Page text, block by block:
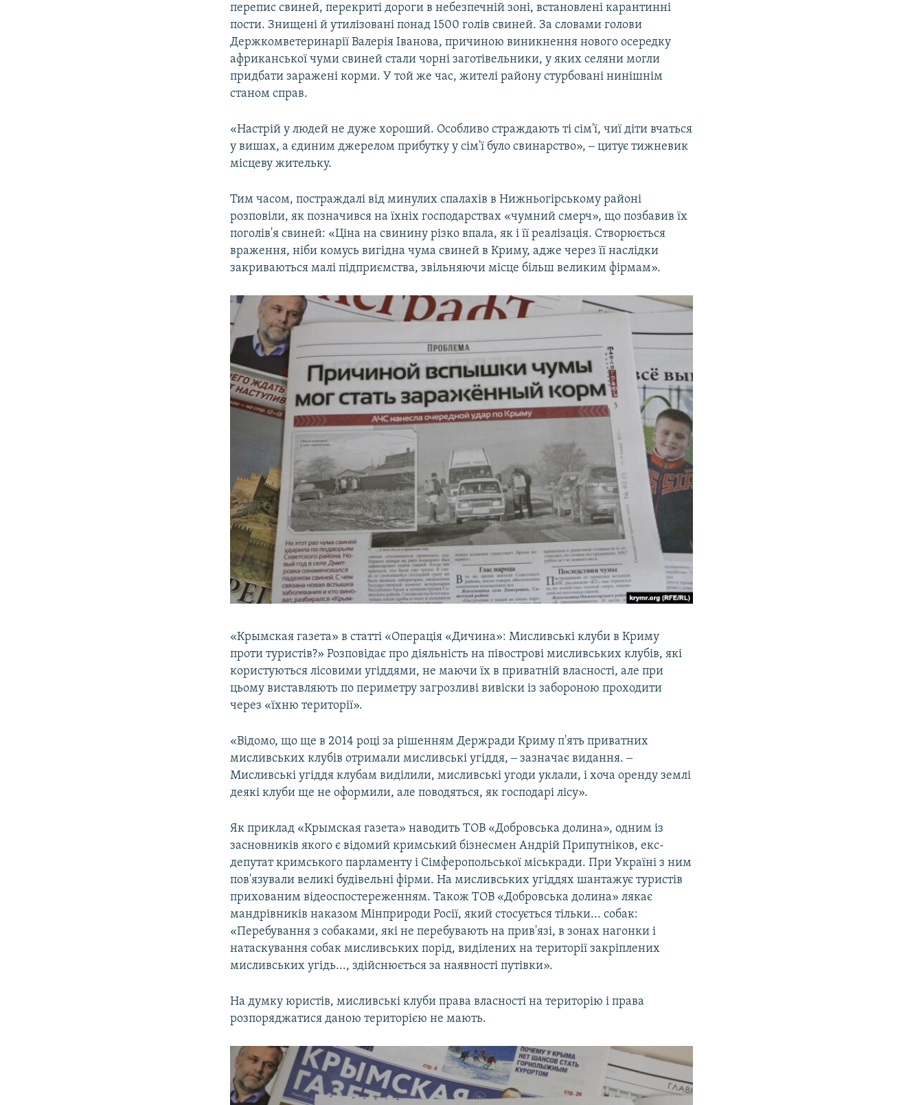
перепис свиней, перекриті дороги в небезпечній зоні, встановлені карантинні
пости. Знищені й утилізовані понад 1500 голів свиней. За словами голови
Держкомветеринарії Валерія Іванова, причиною виникнення нового осередку
африканської чуми свиней стали чорні заготівельники, у яких селяни могли
придбати заражені корми. У той же час, жителі району стурбовані нинішнім
станом справ.
«Настрій у людей не дуже хороший. Особливо страждають ті сім'ї, чиї діти вчаться
у вишах, а єдиним джерелом прибутку у сім'ї було свинарство», ‒ цитує тижневик
місцеву жительку.
Тим часом, постраждалі від минулих спалахів в Нижньогірському районі
розповіли, як позначився на їхніх господарствах «чумний смерч», що позбавив їх
поголів'я свиней: «Ціна на свинину різко впала, як і її реалізація. Створюється
враження, ніби комусь вигідна чума свиней в Криму, адже через її наслідки
закриваються малі підприємства, звільняючи місце більш великим фірмам».
«Крымская газета» в статті «Операція «Дичина»: Мисливські клуби в Криму
проти туристів?» Розповідає про діяльність на півострові мисливських клубів, які
користуються лісовими угіддями, не маючи їх в приватній власності, але при
цьому виставляють по периметру загрозливі вивіски із забороною проходити
через «їхню території».
«Відомо, що ще в 2014 році за рішенням Держради Криму п'ять приватних
мисливських клубів отримали мисливські угіддя, ‒ зазначає видання. ‒
Мисливські угіддя клубам виділили, мисливські угоди уклали, і хоча оренду землі
деякі клуби ще не оформили, але поводяться, як господарі лісу».
Як приклад «Крымская газета» наводить ТОВ «Добровська долина», одним із
засновників якого є відомий кримський бізнесмен Андрій Припутніков, екс-
депутат кримського парламенту і Сімферопольської міськради. При Україні з ним
пов'язували великі будівельні фірми. На мисливських угіддях шантажує туристів
прихованим відеоспостереженням. Також ТОВ «Добровська долина» лякає
мандрівників наказом Мінприроди Росії, який стосується тільки... собак:
«Перебування з собаками, які не перебувають на прив'язі, в зонах нагонки і
натаскування собак мисливських порід, виділених на території закріплених
мисливських угідь..., здійснюється за наявності путівки».
На думку юристів, мисливські клуби права власності на територію і права
розпоряджатися даною територією не мають.